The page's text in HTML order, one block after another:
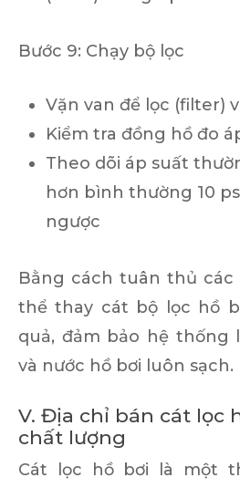
Bước 9: Chạy bộ lọc
Vặn van để lọc (filter)
Kiểm tra đồng hồ đo
Theo dõi áp suất
hơn bình thường 10
ngược
Bằng cách tuân thủ các
thể thay cát bộ lọc hồ
quả, đảm bảo hệ thống
và nước hồ bơi luôn sạch.
V. Địa chỉ bán cát lọc
chất lượng
Cát lọc hồ bơi là một